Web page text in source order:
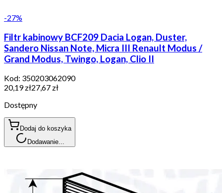
-27%
Filtr kabinowy BCF209 Dacia Logan, Duster,
Sandero Nissan Note, Micra III Renault Modus /
Grand Modus, Twingo, Logan, Clio II
Kod: 350203062090
20,19 zł27,67 zł
Dostępny
Dodaj do koszyka
Dodawanie...